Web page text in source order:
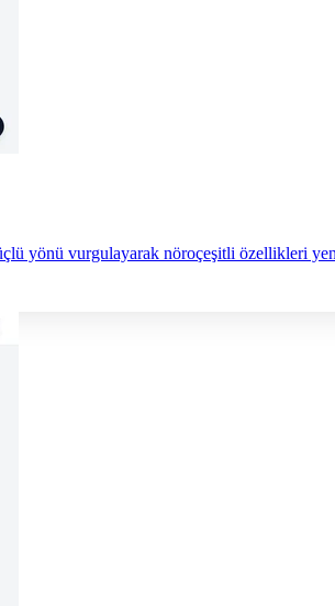
yönü vurgulayarak nöroçeşitli özellikleri